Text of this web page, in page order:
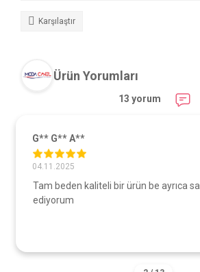
Karşılaştır
Ürün Yorumları
13 yorum
kaliteli bir ürün be ayrıca satıcıya teşekkür